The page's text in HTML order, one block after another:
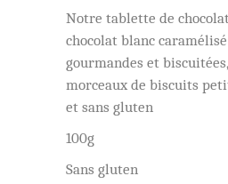
Notre tablette de
chocolat blanc
gourmandes et
morceaux de biscuits
et sans gluten
100g
Sans gluten